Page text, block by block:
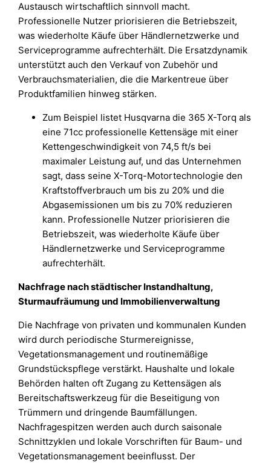
Austausch wirtschaftlich sinnvoll macht.
Professionelle Nutzer priorisieren die Betriebszeit,
was wiederholte Käufe über Händlernetzwerke und
Serviceprogramme aufrechterhält. Die Ersatzdynamik
unterstützt auch den Verkauf von Zubehör und
Verbrauchsmaterialien, die die Markentreue über
Produktfamilien hinweg stärken.
Zum Beispiel listet Husqvarna die 365 X-Torq als
eine 71cc professionelle Kettensäge mit einer
Kettengeschwindigkeit von 74,5 ft/s bei
maximaler Leistung auf, und das Unternehmen
sagt, dass seine X-Torq-Motortechnologie den
Kraftstoffverbrauch um bis zu 20% und die
Abgasemissionen um bis zu 70% reduzieren
kann. Professionelle Nutzer priorisieren die
Betriebszeit, was wiederholte Käufe über
Händlernetzwerke und Serviceprogramme
aufrechterhält.
Nachfrage nach städtischer Instandhaltung,
Sturmaufräumung und Immobilienverwaltung
Die Nachfrage von privaten und kommunalen Kunden
wird durch periodische Sturmereignisse,
Vegetationsmanagement und routinemäßige
Grundstückspflege verstärkt. Haushalte und lokale
Behörden halten oft Zugang zu Kettensägen als
Bereitschaftswerkzeug für die Beseitigung von
Trümmern und dringende Baumfällungen.
Nachfragespitzen werden auch durch saisonale
Schnittzyklen und lokale Vorschriften für Baum- und
Vegetationsmanagement beeinflusst. Der